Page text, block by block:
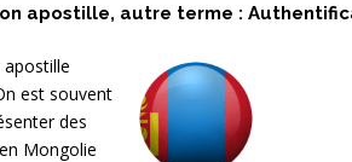
apostille, autre terme :
est souvent
des
Mongolie